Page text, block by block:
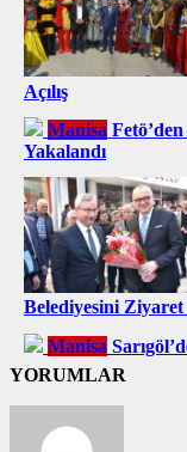
Açılış
Manisa
Yakalandı
Belediyesini
Manisa
YORUMLAR